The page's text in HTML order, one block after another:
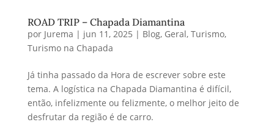
ROAD TRIP – Chapada Diamantina
por Jurema | jun 11, 2025 | Blog, Geral, Turismo,
Turismo na Chapada
Já tinha passado da Hora de escrever sobre este
tema. A logística na Chapada Diamantina é difícil,
então, infelizmente ou felizmente, o melhor jeito de
desfrutar da região é de carro.